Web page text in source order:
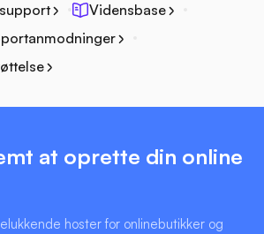
Vidensbase
at oprette din online
hoster for onlinebutikker og